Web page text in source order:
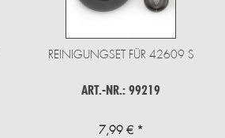
REINIGUNGSET FÜR 42609 S
ART.-NR.: 99219
7,99 € *